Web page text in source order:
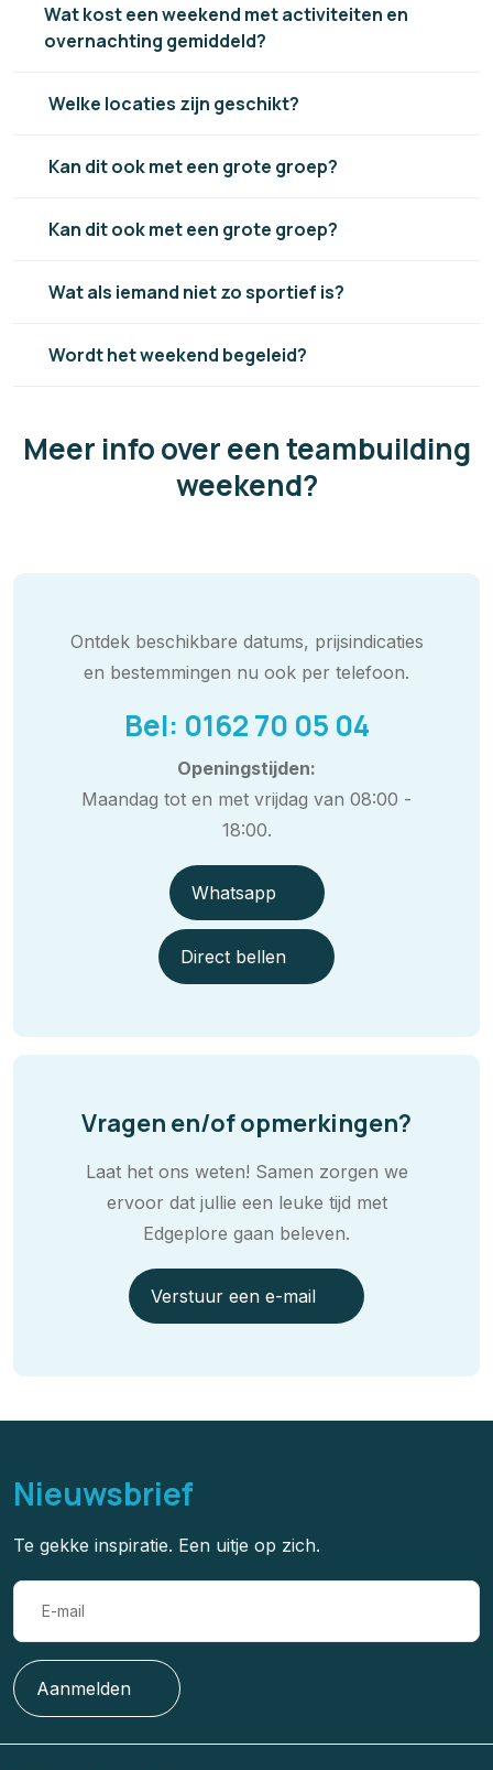
Wat kost een weekend met activiteiten en
overnachting gemiddeld?
Welke locaties zijn geschikt?
Kan dit ook met een grote groep?
Kan dit ook met een grote groep?
Wat als iemand niet zo sportief is?
Wordt het weekend begeleid?
Meer info over een teambuilding
weekend?
Ontdek beschikbare datums, prijsindicaties
en bestemmingen nu ook per telefoon.
Bel: 0162 70 05 04
Openingstijden:
Maandag tot en met vrijdag van 08:00 -
18:00.
Whatsapp
Direct bellen
Vragen en/of opmerkingen?
Laat het ons weten! Samen zorgen we
ervoor dat jullie een leuke tijd met
Edgeplore gaan beleven.
Verstuur een e-mail
Nieuwsbrief
Te gekke inspiratie. Een uitje op zich.
Aanmelden